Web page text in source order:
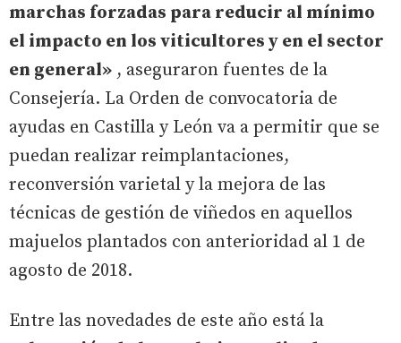
marchas forzadas para reducir al mínimo
el impacto en los viticultores y en el sector
en general» , aseguraron fuentes de la
Consejería. La Orden de convocatoria de
ayudas en Castilla y León va a permitir que se
puedan realizar reimplantaciones,
reconversión varietal y la mejora de las
técnicas de gestión de viñedos en aquellos
majuelos plantados con anterioridad al 1 de
agosto de 2018.
Entre las novedades de este año está la